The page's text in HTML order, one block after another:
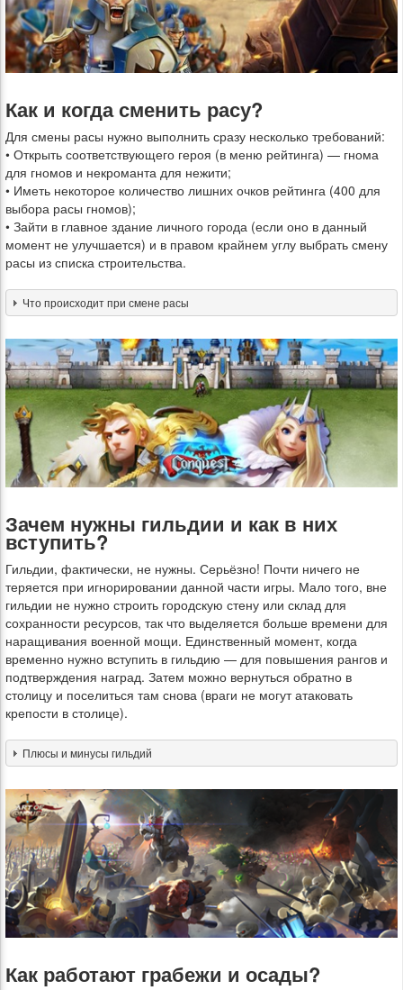
Как и когда сменить расу?
Для смены расы нужно выполнить сразу несколько требований:
• Открыть соответствующего героя (в меню рейтинга) — гнома
для гномов и некроманта для нежити;
• Иметь некоторое количество лишних очков рейтинга (400 для
выбора расы гномов);
• Зайти в главное здание личного города (если оно в данный
момент не улучшается) и в правом крайнем углу выбрать смену
расы из списка строительства.
Что происходит при смене расы
Зачем нужны гильдии и как в них
вступить?
Гильдии, фактически, не нужны. Серьёзно! Почти ничего не
теряется при игнорировании данной части игры. Мало того, вне
гильдии не нужно строить городскую стену или склад для
сохранности ресурсов, так что выделяется больше времени для
наращивания военной мощи. Единственный момент, когда
временно нужно вступить в гильдию — для повышения рангов и
подтверждения наград. Затем можно вернуться обратно в
столицу и поселиться там снова (враги не могут атаковать
крепости в столице).
Плюсы и минусы гильдий
Как работают грабежи и осады?